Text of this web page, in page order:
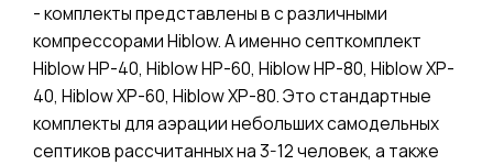
- комплекты представлены в с различными
компрессорами Hiblow. А именно септкомплект
Hiblow HP-40, Hiblow HP-60, Hiblow HP-80, Hiblow XP-
40, Hiblow XP-60, Hiblow XP-80. Это стандартные
комплекты для аэрации небольших самодельных
септиков рассчитанных на 3-12 человек, а также